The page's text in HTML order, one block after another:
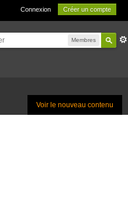
Connexion Créer un compte
Membres
Voir le nouveau contenu